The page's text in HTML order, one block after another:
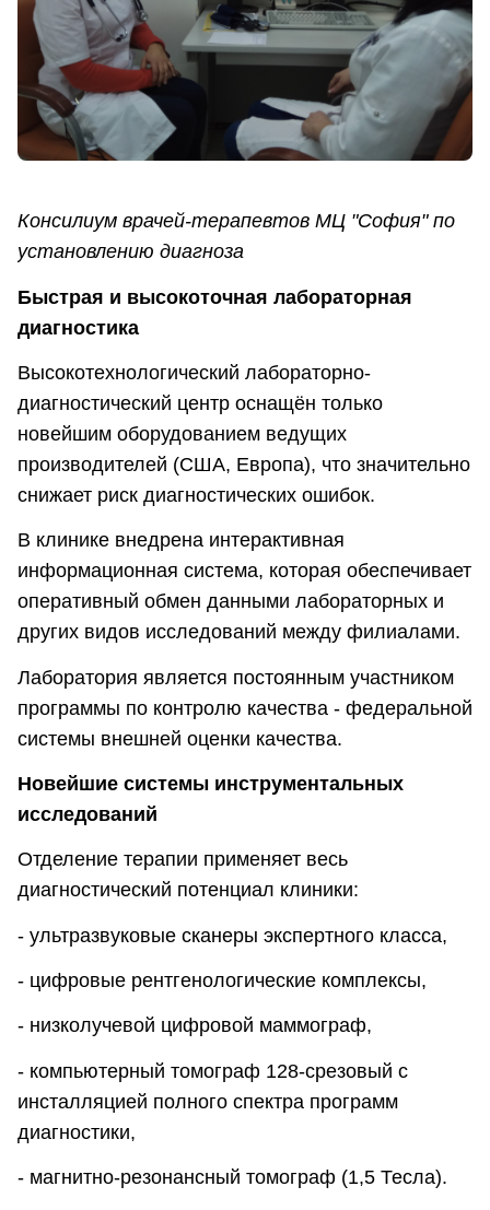
Консилиум врачей-терапевтов МЦ "София" по
установлению диагноза
Быстрая и высокоточная лабораторная
диагностика
Высокотехнологический лабораторно-
диагностический центр оснащён только
новейшим оборудованием ведущих
производителей (США, Европа), что значительно
снижает риск диагностических ошибок.
В клинике внедрена интерактивная
информационная система, которая обеспечивает
оперативный обмен данными лабораторных и
других видов исследований между филиалами.
Лаборатория является постоянным участником
программы по контролю качества - федеральной
системы внешней оценки качества.
Новейшие системы инструментальных
исследований
Отделение терапии применяет весь
диагностический потенциал клиники:
- ультразвуковые сканеры экспертного класса,
- цифровые рентгенологические комплексы,
- низколучевой цифровой маммограф,
- компьютерный томограф 128-срезовый с
инсталляцией полного спектра программ
диагностики,
- магнитно-резонансный томограф (1,5 Тесла).